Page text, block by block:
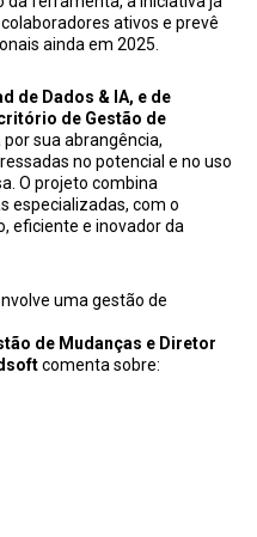
ativos e prevê
ainda em 2025.
de Dados & IA, e de
de Gestão de
sua abrangência,
no potencial e no uso
O projeto combina
especializadas, com o
eficiente e inovador da
uma gestão de
de Mudanças e Diretor
comenta sobre: